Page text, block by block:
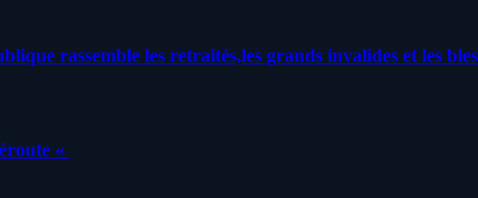
rassemble les retraités,les grands invalides et les
«